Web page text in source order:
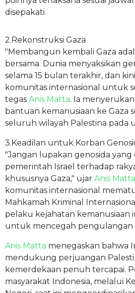
disepakati.
2.Rekonstruksi Gaza
"Membangun kembali Gaza
bersama. Dunia menyaksikan
selama 15 bulan terakhir, dan
komunitas internasional untuk
tegas Anis Matta. Ia
bantuan kemanusiaan ke Gaza
seluruh wilayah Palestina pada
3.Keadilan untuk Korban
"Jangan lupakan genosida
pemerintah Israel terhadap
khususnya Gaza," ujar Anis Matta
komunitas internasional
Mahkamah Kriminal
pelaku kejahatan kemanusiaan
untuk mencegah pengulangan
Anis Matta menegaskan bahwa
mendukung perjuangan
kemerdekaan penuh tercapai.
masyarakat Indonesia, melalui